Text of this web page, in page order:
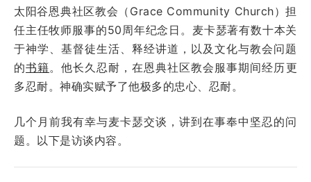
太阳谷恩典社区教会（Grace Community Church）担
任主任牧师服事的50周年纪念日。麦卡瑟著有数十本关
于神学、基督徒生活、释经讲道，以及文化与教会问题
的书籍。他长久忍耐，在恩典社区教会服事期间经历更
多忍耐。神确实赋予了他极多的忠心、忍耐。
几个月前我有幸与麦卡瑟交谈，讲到在事奉中坚忍的问
题。以下是访谈内容。